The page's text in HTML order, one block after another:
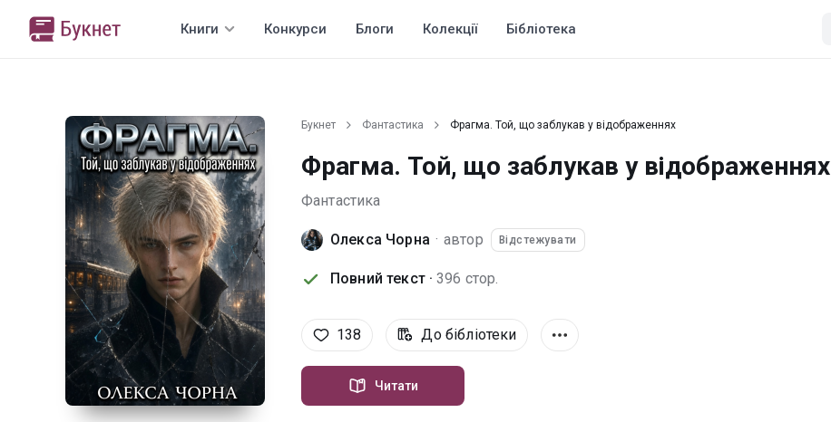
Книги Конкурси Блоги Колекції Бібліотека
Букнет Фантастика Фрагма. Той, що заблукав у відображеннях
Фрагма. Той, що заблукав у відображеннях
Фантастика
Олекса Чорна · автор Відстежувати
Повний текст · 396 стор.
138 До бібліотеки
Читати